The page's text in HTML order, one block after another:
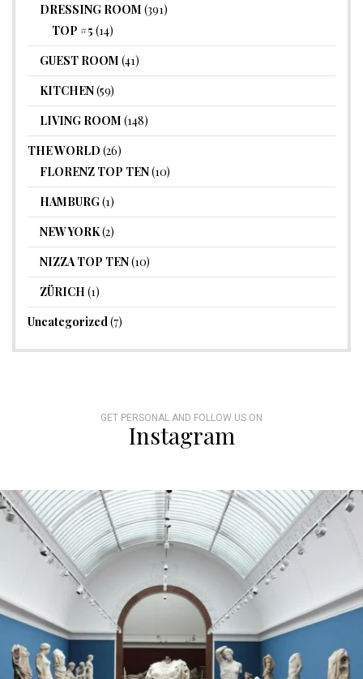
DRESSING ROOM (391)
TOP #5 (14)
GUEST ROOM (41)
KITCHEN(59)
LIVING ROOM (148)
THE WORLD (26)
FLORENZ TOP TEN(10)
HAMBURG(1)
NEW YORK(2)
NIZZA TOP TEN(10)
ZÜRICH (1)
Uncategorized (7)
GET PERSONAL AND FOLLOW US ON
Instagram